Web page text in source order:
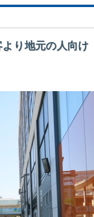
り地元の人向け